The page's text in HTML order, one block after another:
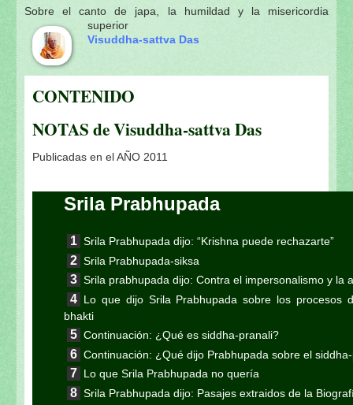
Sobre el canto de japa, la humildad y la misericordia
superior
Visuddha-sattva Das
CONTENIDO
NOTAS de Visuddha-sattva Das
Publicadas en el AÑO 2011
Srila Prabhupada
Srila Prabhupada dijo: “Krishna puede rechazarte”
Srila Prabhupada-siksa
Srila prabhupada dijo: Contra el impersonalismo y la
Lo que dijo Srila Prabhupada sobre los procesos
bhakti
Continuación: ¿Qué es siddha-pranali?
Continuación: ¿Qué dijo Prabhupada sobre el
Lo que Srila Prabhupada no quería
Srila Prabhupada dijo: Pasajes extraidos de la